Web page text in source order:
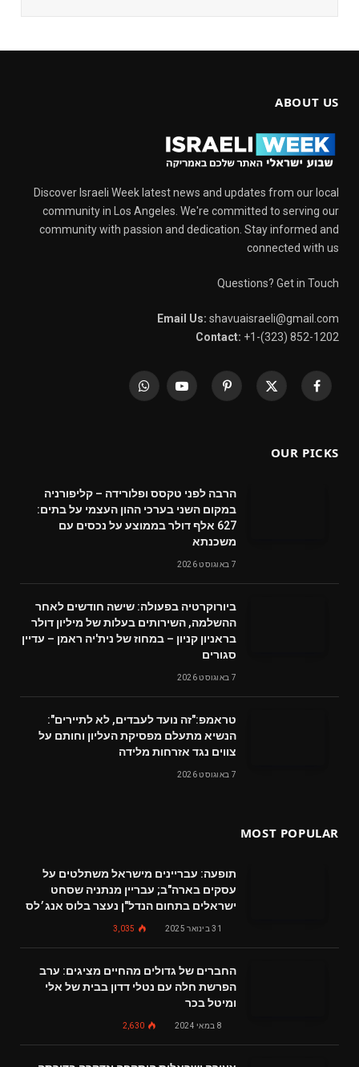
ABOUT US
Discover Israeli Week latest news and updates from our local
community in Los Angeles. We're committed to serving our
community with passion and dedication. Stay informed and
connected with us
Questions? Get in Touch
Email Us: shavuaisraeli@gmail.com
Contact: +1-(323) 852-1202
Facebook
X
Pinterest
YouTube
WhatsApp
OUR PICKS
הרבה לפני טקסס ופלורידה – קליפורניה
במקום השני בערכי ההון העצמי על בתים:
627 אלף דולר בממוצע על נכסים עם
משכנתא
7 באוגוסט 2026
ביורוקרטיה בפעולה: שישה חודשים לאחר
ההשלמה, השירותים בעלות של מיליון דולר
בראניון קניון – במחוז של נית'יה ראמן – עדיין
סגורים
7 באוגוסט 2026
טראמפ:"זה נועד לעבדים, לא לתיירים":
הנשיא מתעלם מפסיקת העליון וחותם על
צווים נגד אזרחות מלידה
7 באוגוסט 2026
MOST POPULAR
תופעה: עבריינים מישראל משתלטים על
עסקים בארה"ב; עבריין מנתניה שסחט
ישראלים בתחום הנדל"ן נעצר בלוס אנג׳לס
31 בינואר 2025 3,035
החברים של גדולים מהחיים מציגים: ערב
הפרשת חלה עם נטלי דדון בבית של אלי
ומיטל בכר
8 במאי 2024 2,630